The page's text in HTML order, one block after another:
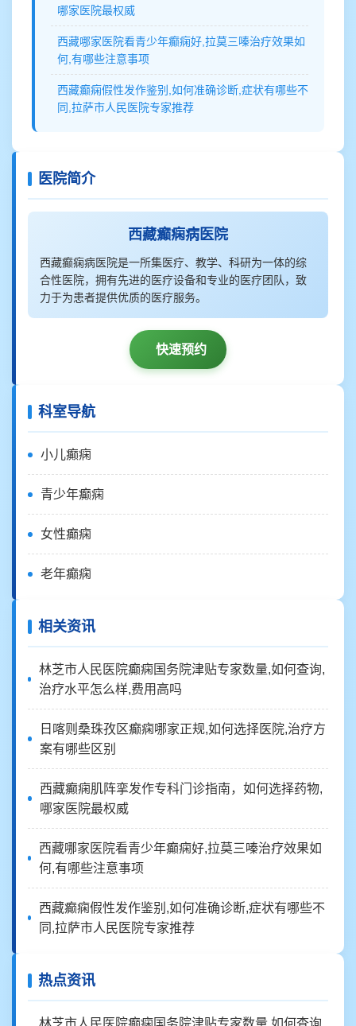
哪家医院最权威
西藏哪家医院看青少年癫痫好,拉莫三嗪治疗效果如
何,有哪些注意事项
西藏癫痫假性发作鉴别,如何准确诊断,症状有哪些不
同,拉萨市人民医院专家推荐
医院简介
西藏癫痫病医院
西藏癫痫病医院是一所集医疗、教学、科研为一体的综
合性医院，拥有先进的医疗设备和专业的医疗团队，致
力于为患者提供优质的医疗服务。
快速预约
科室导航
小儿癫痫
青少年癫痫
女性癫痫
老年癫痫
相关资讯
林芝市人民医院癫痫国务院津贴专家数量,如何查询,
治疗水平怎么样,费用高吗
日喀则桑珠孜区癫痫哪家正规,如何选择医院,治疗方
案有哪些区别
西藏癫痫肌阵挛发作专科门诊指南，如何选择药物,
哪家医院最权威
西藏哪家医院看青少年癫痫好,拉莫三嗪治疗效果如
何,有哪些注意事项
西藏癫痫假性发作鉴别,如何准确诊断,症状有哪些不
同,拉萨市人民医院专家推荐
热点资讯
林芝市人民医院癫痫国务院津贴专家数量,如何查询,